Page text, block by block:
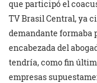
que participó el
TV Brasil Central, ya
demandante formaba
encabezada del
tendría, como fin
empresas